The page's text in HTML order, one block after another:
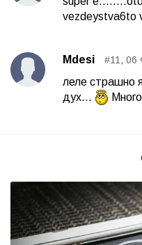
vezdeystva6to
Mdesi #11, 06
леле страшно
дух...